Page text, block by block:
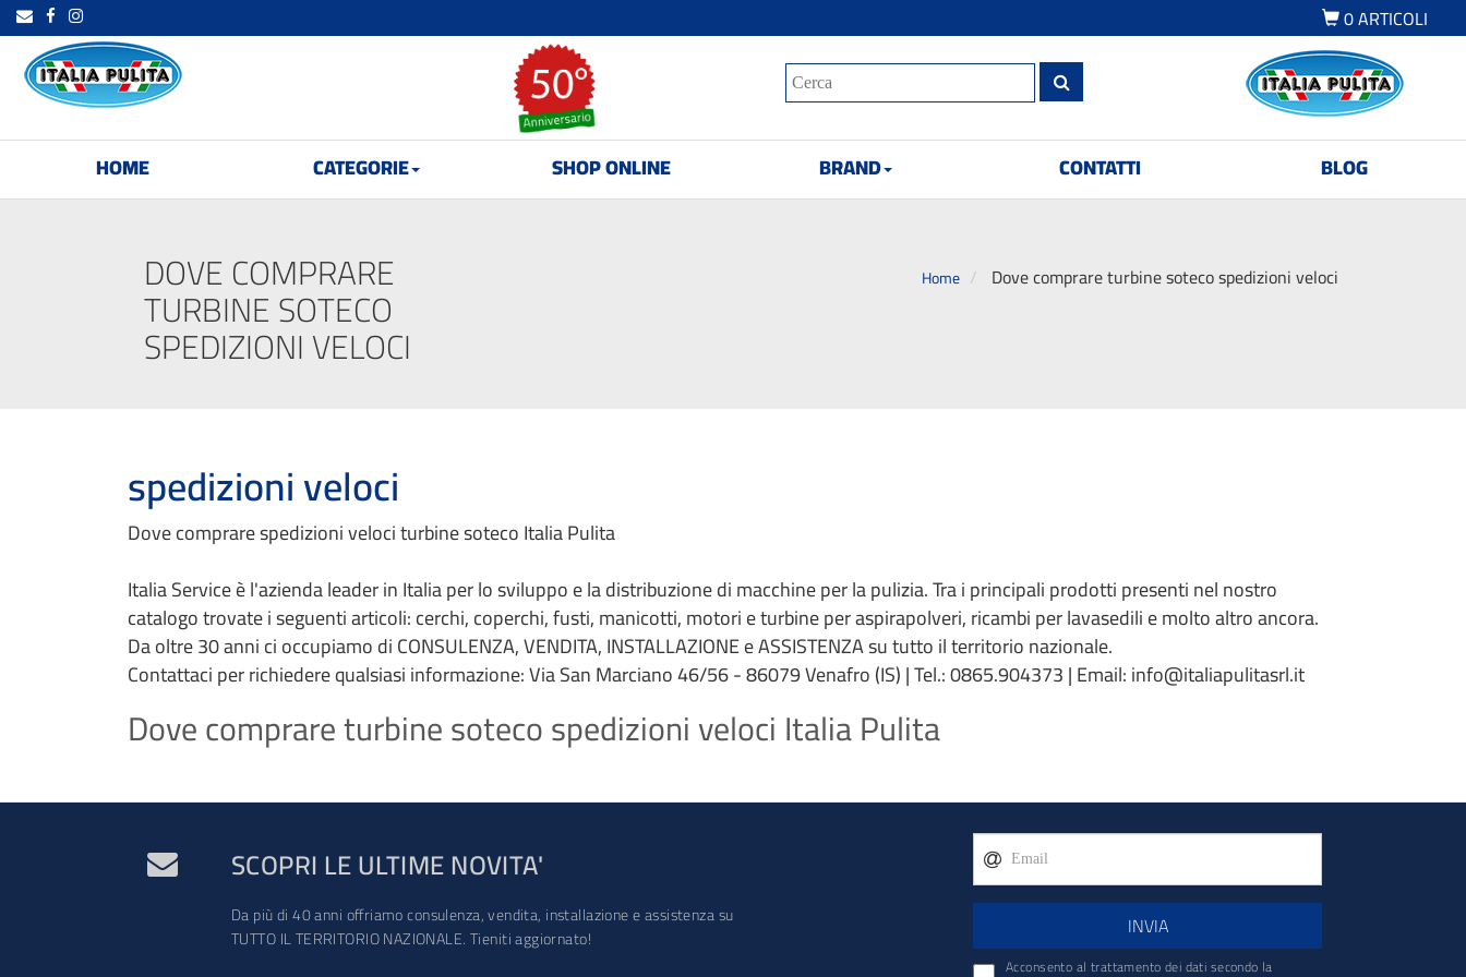
0ARTICOLI
HOME CATEGORIE SHOP ONLINE BRAND CONTATTI BLOG
DOVE COMPRARE
TURBINE SOTECO
SPEDIZIONI VELOCI
Home Dove comprare turbine soteco spedizioni veloci
spedizioni veloci
Dove comprare spedizioni veloci turbine soteco Italia Pulita
Italia Service è l'azienda leader in Italia per lo sviluppo e la distribuzione di macchine per la pulizia. Tra i principali prodotti presenti nel nostro
catalogo trovate i seguenti articoli: cerchi, coperchi, fusti, manicotti, motori e turbine per aspirapolveri, ricambi per lavasedili e molto altro ancora.
Da oltre 30 anni ci occupiamo di CONSULENZA, VENDITA, INSTALLAZIONE e ASSISTENZA su tutto il territorio nazionale.
Contattaci per richiedere qualsiasi informazione: Via San Marciano 46/56 - 86079 Venafro (IS) | Tel.: 0865.904373 | Email: info@italiapulitasrl.it
Dove comprare turbine soteco spedizioni veloci Italia Pulita
SCOPRI LE ULTIME NOVITA'
Da più di 40 anni offriamo consulenza, vendita, installazione e assistenza su
TUTTO IL TERRITORIO NAZIONALE. Tieniti aggiornato!
INVIA
Acconsento al trattamento dei dati secondo la